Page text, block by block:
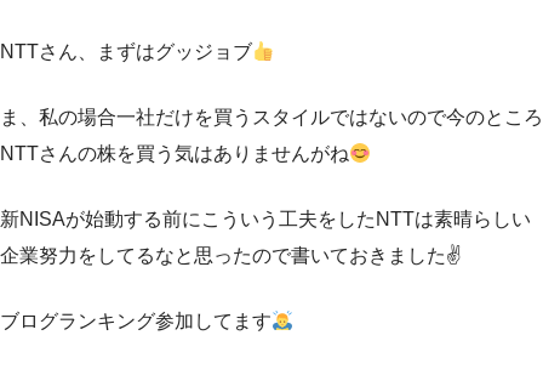
NTTさん、まずはグッジョブ
ま、私の場合一社だけを買うスタイルではないので今のところ
NTTさんの株を買う気はありませんがね
新NISAが始動する前にこういう工夫をしたNTTは素晴らしい
企業努力をしてるなと思ったので書いておきました✌️
ブログランキング参加してます